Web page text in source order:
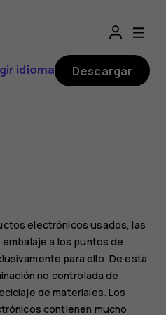
idioma Descargar
electrónicos usados, las
a los puntos de
para ello. De esta
no controlada de
de materiales. Los
contienen mucho